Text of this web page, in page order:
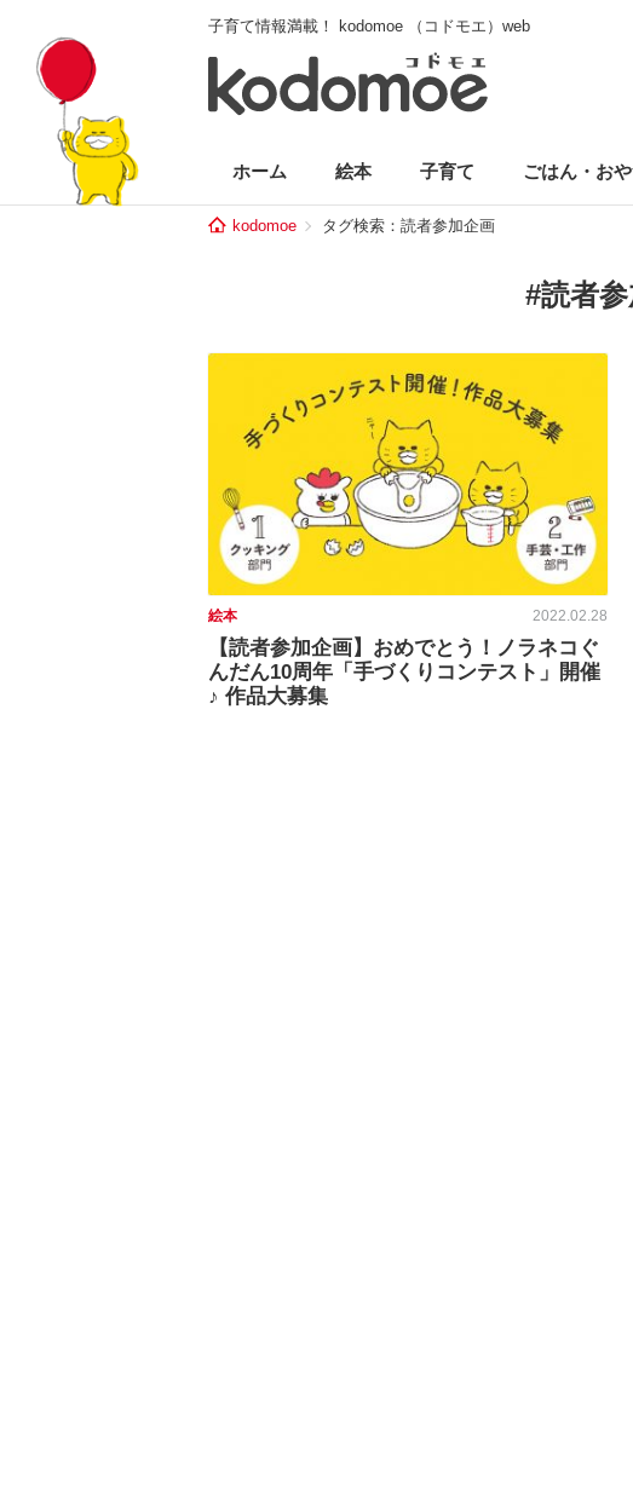
子育て情報満載！ kodomoe （コドモエ）web
ホーム 絵本 子育て ごはん・お
kodomoe タグ検索：読者参加企画
#読者
絵本 2022.02.28
【読者参加企画】おめでとう！ノラネコぐ
んだん10周年「手づくりコンテスト」開催
♪ 作品大募集